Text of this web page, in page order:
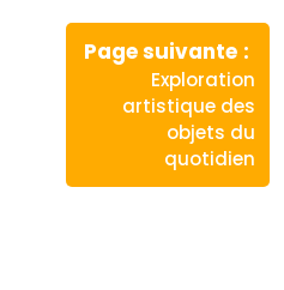
Page suivante
Article
suivant
Exploration
artistique des
objets du
quotidien